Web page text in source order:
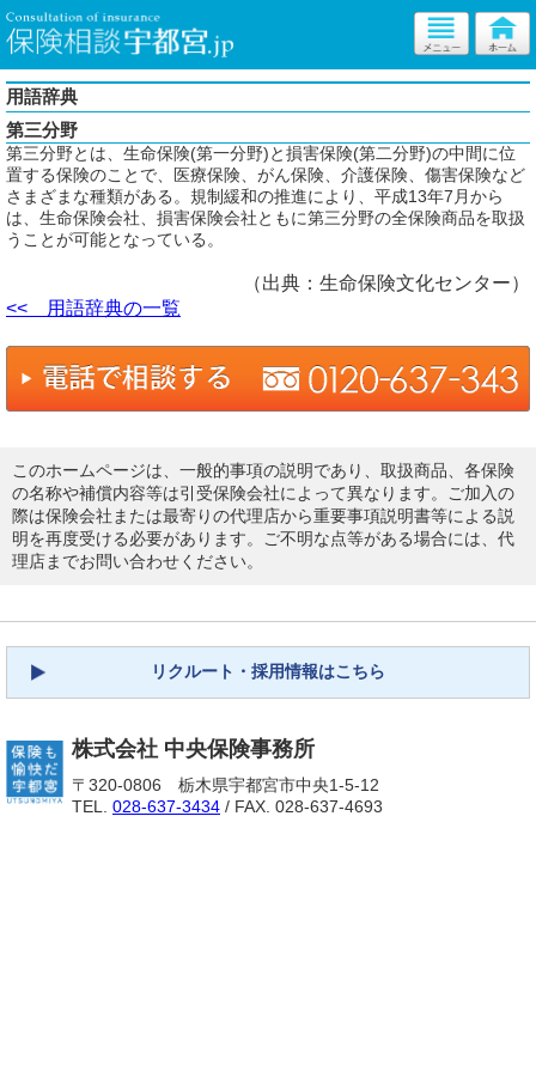
用語辞典
第三分野
第三分野とは、生命保険(第一分野)と損害保険(第二分野)の中間に位
置する保険のことで、医療保険、がん保険、介護保険、傷害保険など
さまざまな種類がある。規制緩和の推進により、平成13年7月から
は、生命保険会社、損害保険会社ともに第三分野の全保険商品を取扱
うことが可能となっている。
（出典：生命保険文化センター）
<< 用語辞典の一覧
このホームページは、一般的事項の説明であり、取扱商品、各保険
の名称や補償内容等は引受保険会社によって異なります。ご加入の
際は保険会社または最寄りの代理店から重要事項説明書等による説
明を再度受ける必要があります。ご不明な点等がある場合には、代
理店までお問い合わせください。
リクルート・採用情報はこちら
株式会社 中央保険事務所
〒320-0806 栃木県宇都宮市中央1-5-12
TEL. 028-637-3434 / FAX. 028-637-4693